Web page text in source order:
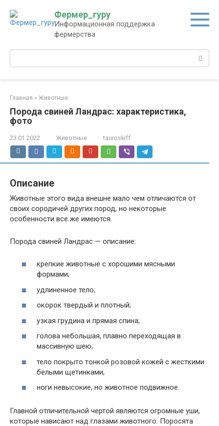
контенту
Фермер_гуру
Информационная поддержка
фермерства
Поиск:
Главная » Животные
Порода свиней Ландрас: характеристика,
фото
23.01.2022 Животные tauroskiff
Описание
Животные этого вида внешне мало чем отличаются от
своих сородичей других пород, но некоторые
особенности все же имеются.
Порода свиней Ландрас — описание:
крепкие животные с хорошими мясными
формами;
удлиненное тело;
окорок твердый и плотный;
узкая грудина и прямая спина;
голова небольшая, плавно переходящая в
массивную шею;
тело покрыто тонкой розовой кожей с жесткими
белыми щетинками;
ноги невысокие, но животное подвижное.
Главной отличительной чертой являются огромные уши,
которые нависают над глазами животного. Поросята